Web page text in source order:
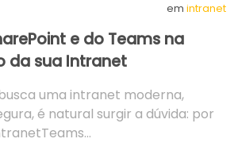
em intranet
e do Teams na
da sua Intranet
uma intranet moderna,
é natural surgir a dúvida: por